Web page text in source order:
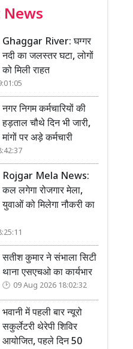
Ghaggar River: घग्गर
नदी का जलस्तर घटा, लोगों
को मिली राहत
नगर निगम कर्मचारियों की
हड़ताल चौथे दिन भी जारी,
मांगों पर अड़े कर्मचारी
Rojgar Mela News:
कल लगेगा रोजगार मेला,
युवाओं को मिलेगा नौकरी का
सतीश कुमार ने संभाला सिटी
थाना एसएचओ का कार्यभार
09 Aug 2026 18:02:32
भवानी में पहली बार न्यूरो
सकुर्लेटरी थेरेपी शिविर
आयोजित, पहले दिन 50